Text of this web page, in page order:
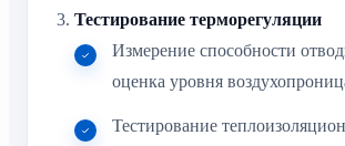
Тестирование терморегуляции
Измерение способности
оценка уровня
Тестирование